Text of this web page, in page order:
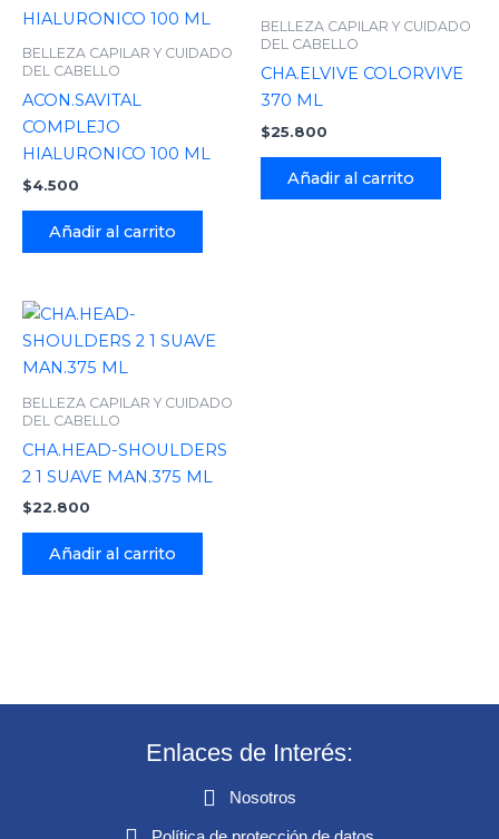
BELLEZA CAPILAR Y CUIDADO
DEL CABELLO
ACON.SAVITAL
COMPLEJO
HIALURONICO 100 ML
$4.500
Añadir al carrito
BELLEZA CAPILAR Y CUIDADO
DEL CABELLO
CHA.ELVIVE COLORVIVE
370 ML
$25.800
Añadir al carrito
BELLEZA CAPILAR Y CUIDADO
DEL CABELLO
CHA.HEAD-SHOULDERS
2 1 SUAVE MAN.375 ML
$22.800
Añadir al carrito
Enlaces de Interés:
Nosotros